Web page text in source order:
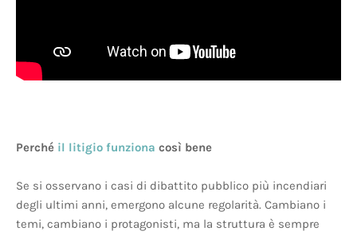
Perché il litigio funziona così bene
Se si osservano i casi di dibattito pubblico più incendiari
degli ultimi anni, emergono alcune regolarità. Cambiano i
temi, cambiano i protagonisti, ma la struttura è sempre